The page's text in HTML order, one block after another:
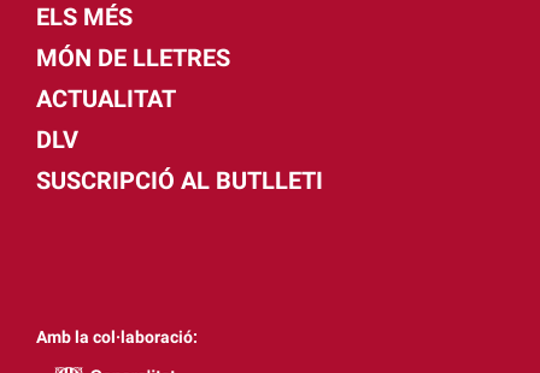
ELS MÉS
MÓN DE LLETRES
ACTUALITAT
DLV
SUSCRIPCIÓ AL BUTLLETI
Amb la col·laboració: